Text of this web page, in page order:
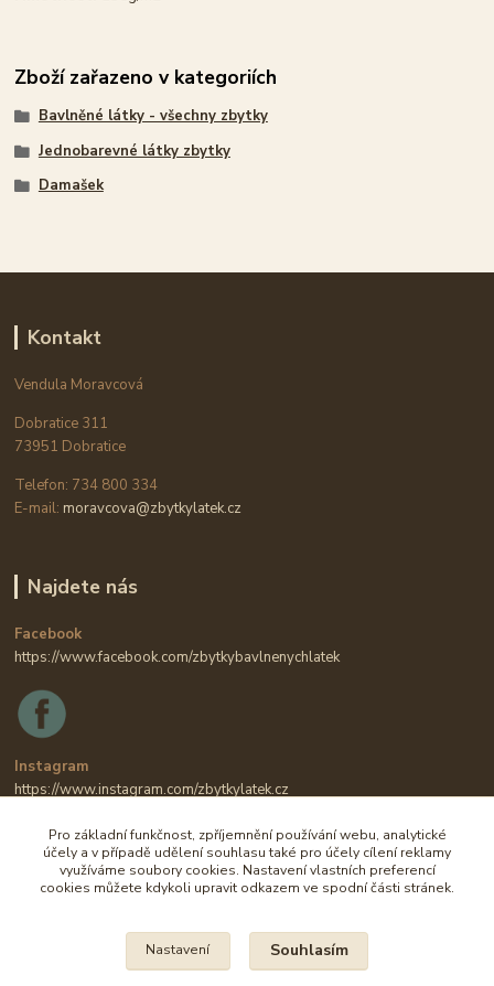
Zboží zařazeno v kategoriích
Bavlněné látky - všechny zbytky
Jednobarevné látky zbytky
Damašek
Kontakt
Vendula Moravcová
Dobratice 311
73951 Dobratice
Telefon: 734 800 334
E-mail: moravcova@zbytkylatek.cz
Najdete nás
Facebook
https://www.facebook.com/zbytkybavlnenychlatek
Instagram
https://www.instagram.com/zbytkylatek.cz
Pro základní funkčnost, zpříjemnění používání webu, analytické
účely a v případě udělení souhlasu také pro účely cílení reklamy
využíváme soubory cookies. Nastavení vlastních preferencí
cookies můžete kdykoli upravit odkazem ve spodní části stránek.
Nastavení Souhlasím